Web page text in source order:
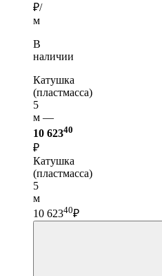
₽/
м
В
наличии
Катушка
(пластмасса)
5
м —
10 62340
₽
Катушка
(пластмасса)
5
м
10 62340₽